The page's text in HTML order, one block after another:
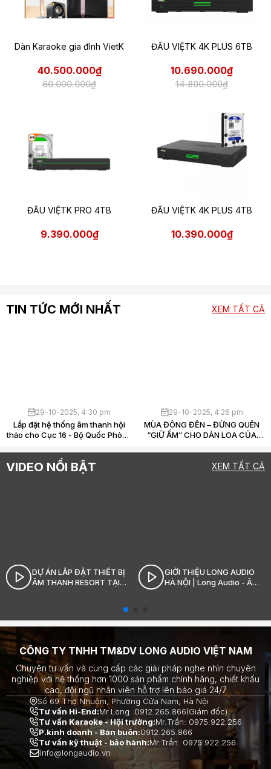
Dàn Karaoke gia đình VietK
40.500.000₫
60.000.000₫
ĐẦU VIỆTK 4K PLUS 6TB
10.690.000₫
14.800.000₫
ĐẦU VIỆTK PRO 4TB
9.390.000₫
ĐẦU VIỆTK 4K PLUS 4TB
10.390.000₫
TIN TỨC MỚI NHẤT XEM TẤT CẢ
29-10-2025, 4:30 pm
Lắp đặt hệ thống âm thanh hội
thảo cho Cục 16 - Bộ Quốc Phòng
29-10-2025, 4:26 pm
MÙA ĐÔNG ĐẾN – ĐỪNG QUÊN
“GIỮ ẤM” CHO DÀN LOA CỦA
VIDEO NỔI BẬT XEM TẤT CẢ
DỰ ÁN LẮP ĐẶT THIẾT BỊ
ÂM THANH RESORT TẠI
GIỚI THIỆU LONG AUDIO
HÀ NỘI | Long Audio - Âm
CÔNG TY TNHH TM&DV LONG AUDIO VIỆT NAM
Chuyên tư vấn và cung cấp các giải pháp nghe nhìn chuyên
nghiệp với hệ thống hơn 1000 sản phẩm chính hãng, chiết khấu
cao, đội ngũ nhân viên hỗ trợ lên báo giá 24/7
Số 69 Thợ Nhuộm, Phường Cửa Nam, Hà Nội
Tư vấn Hi-End:Mr.Long: 0912.265.866(Giám đốc)
Tư vấn Karaoke - Hội trường:Mr.Trần: 0975.922.256
P.kinh doanh - Bán buôn:0912.265.866
Tư vấn kỹ thuật - bảo hành:Mr.Trần: 0975.922.256
Info@longaudio.vn